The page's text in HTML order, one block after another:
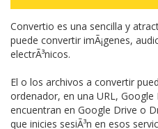
Convertio es una sencilla y
puede convertir imÃ¡genes,
electrÃ³nicos.
El o los archivos a convertir
ordenador, en una URL,
encuentran en Google Drive o
que inicies sesiÃ³n en esos